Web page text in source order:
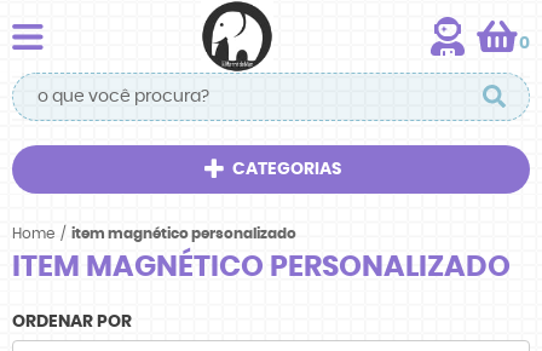
0
CATEGORIAS
ITEM MAGNÉTICO PERSONALIZADO
Home item magnético personalizado
ORDENAR POR